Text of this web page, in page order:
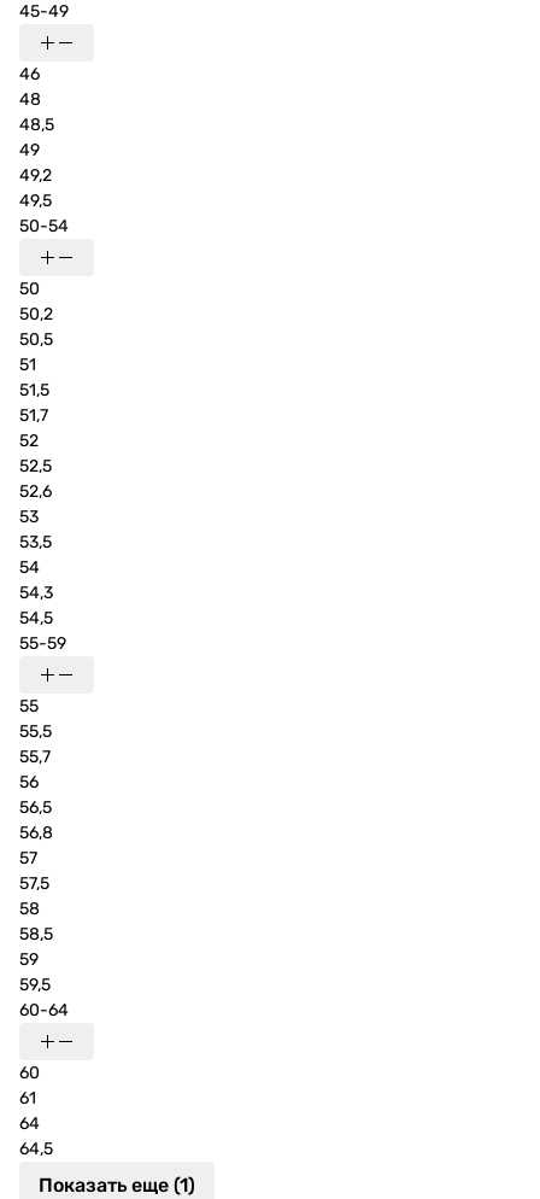
45-49
46
48
48,5
49
49,2
49,5
50-54
50
50,2
50,5
51
51,5
51,7
52
52,5
52,6
53
53,5
54
54,3
54,5
55-59
55
55,5
55,7
56
56,5
56,8
57
57,5
58
58,5
59
59,5
60-64
60
61
64
64,5
Показать еще (1)